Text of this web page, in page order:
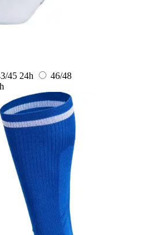
45 24h
46/48